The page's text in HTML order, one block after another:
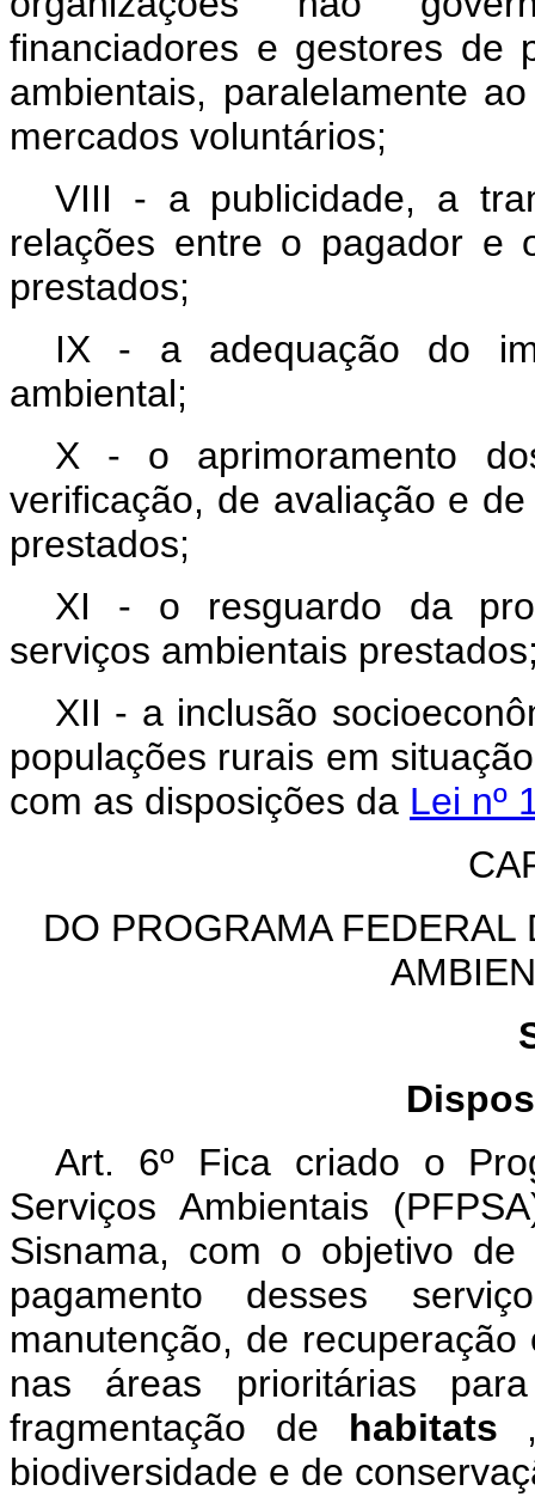
financiadores e gestores de
ambientais, paralelamente
mercados voluntários;
VIII - a publicidade, a
relações entre o pagador e
prestados;
IX - a adequação do
ambiental;
X - o aprimoramento
verificação, de avaliação e
prestados;
XI - o resguardo da
serviços ambientais
XII - a inclusão
populações rurais em
com as disposições da Lei nº
DO PROGRAMA
Art. 6º Fica criado o
Serviços Ambientais
Sisnama, com o objetivo
pagamento desses
manutenção, de
nas áreas prioritárias
fragmentação de habitats
biodiversidade e de